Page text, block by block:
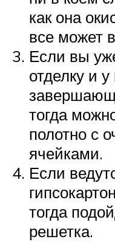
как она
все может
Если вы
отделку и
тогда
полотно с
ячейками.
Если
тогда
решетка.